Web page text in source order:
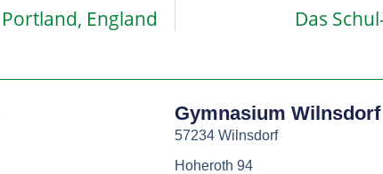
England
Das
Gymnasium Wilnsdorf
57234 Wilnsdorf
Hoheroth 94